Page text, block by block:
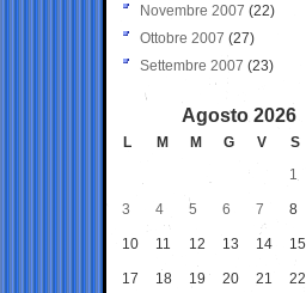
Novembre 2007 (22)
Ottobre 2007 (27)
Settembre 2007 (23)
Agosto 2026
L M M G V S
1
3 4 5 6 7 8
10 11 12 13 14 15
17 18 19 20 21 22